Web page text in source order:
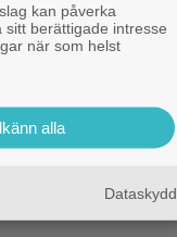
kan påverka
berättigade intresse
när som helst
alla
Dataskydd